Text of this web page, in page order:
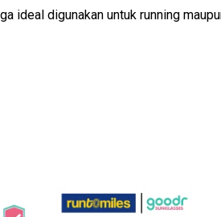
ideal digunakan untuk running